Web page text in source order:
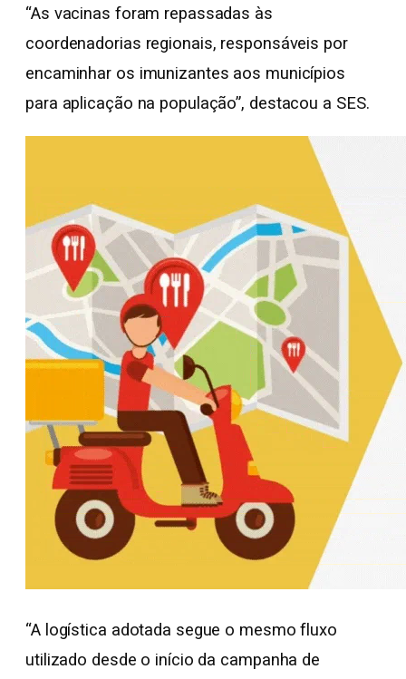
“As vacinas foram repassadas às
coordenadorias regionais, responsáveis por
encaminhar os imunizantes aos municípios
para aplicação na população”, destacou a SES.
“A logística adotada segue o mesmo fluxo
utilizado desde o início da campanha de